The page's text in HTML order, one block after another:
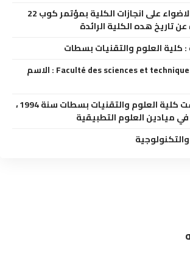
وقبل تسليط الاضواء على انجازات الكلية بمؤتمر كوب 22
هده الكلية الرائدة
العلوم والتقنيات بسطات
Faculté des sciences et techniques FST – Settat : الاسم
الوصف : تأسست كلية العلوم والتقنيات بسطات سنة 1994 ،
العلوم التطبيقية